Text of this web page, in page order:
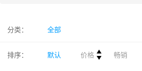
分类： 全部
排序： 默认 价格 畅销